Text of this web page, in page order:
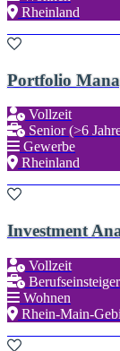
Rheinland
Portfolio
Vollzeit
Senior (>6
Gewerbe
Rheinland
Investment
Vollzeit
Wohnen
Rhein-Main-